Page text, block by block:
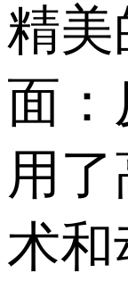
精美
面：
用
术和